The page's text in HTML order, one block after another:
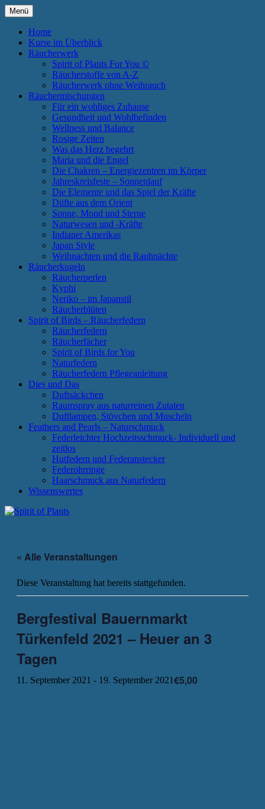
Zum
Inhalt
springen
Spirit of Plants
Menü
Home
Kurse im Überblick
Räucherwerk
Spirit of Plants For You ©
Räucherstoffe von A-Z
Räucherwerk ohne Weihrauch
Räuchermischungen
Für ein wohliges Zuhause
Gesundheit und Wohlbefinden
Wellness und Balance
Rosige Zeiten
Was das Herz begehrt
Maria und die Engel
Die Chakren – Energiezentren im Körper
Jahreskreisfeste – Sonnenlauf
Die Elemente und das Spiel der Kräfte
Düfte aus dem Orient
Sonne, Mond und Sterne
Naturwesen und -Kräfte
Indianer Amerikas
Japan Style
Weihnachten und die Rauhnächte
Räucherkugeln
Räucherperlen
Kyphi
Neriko – im Japanstil
Räucherblüten
Spirit of Birds – Räucherfedern
Räucherfedern
Räucherfächer
Spirit of Birds for You
Naturfedern
Räucherfedern Pflegeanleitung
Dies und Das
Duftsäckchen
Raumspray aus naturreinen Zutaten
Duftlampen, Stövchen und Muscheln
Feathers and Pearls – Naturschmuck
Federleichter Hochzeitsschmuck- Individuell und
zeitlos
Hutfedern und Federanstecker
Federohrringe
Haarschmuck aus Naturfedern
Wissenswertes
« Alle Veranstaltungen
Diese Veranstaltung hat bereits stattgefunden.
Bergfestival Bauernmarkt
Türkenfeld 2021 – Heuer an 3
Tagen
11. September 2021 - 19. September 2021€5,00